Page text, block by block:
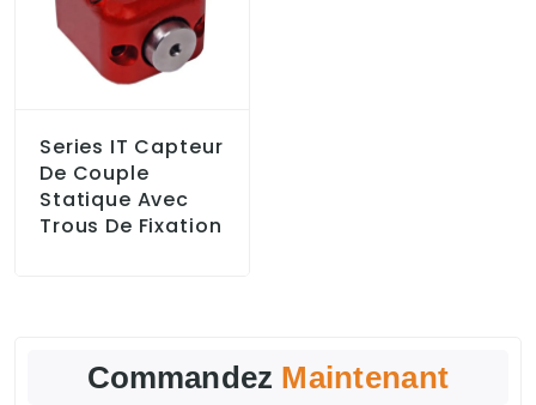
Series IT Capteur
De Couple
Statique Avec
Trous De Fixation
Commandez Maintenant